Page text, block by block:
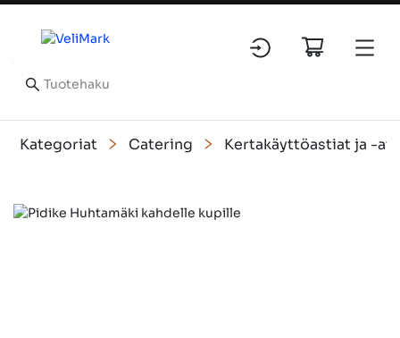
Kategoriat Catering Kertakäyttöastiat ja -
Slide 1 of 1